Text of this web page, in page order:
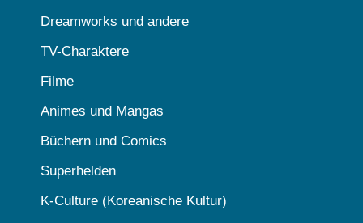
Dreamworks und andere
TV-Charaktere
Filme
Animes und Mangas
Büchern und Comics
Superhelden
K-Culture (Koreanische Kultur)